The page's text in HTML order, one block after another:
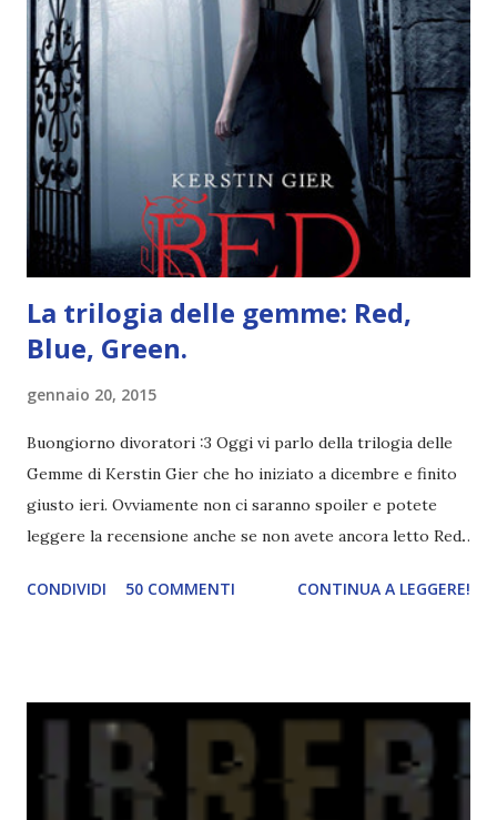
Pagine: 448 Editore: Newton Compton Editori
Pubblicazione: 10 Gennaio 2023 Traduttore: Laura Lancini
Trama: “Si chiama Michael Crist. È il fratello maggiore del
mio ragazzo ed è come quei film dell'orrore che guardi
coprendoti gli occhi. È bellissimo, forte, e assolutamente
terrificante. Non mi vede neppure. Ma io l'ho notato. L'ho
visto, l'ho sentito. Le cose che ha fatto, i misfatti ch...
La trilogia delle gemme: Red,
Blue, Green.
gennaio 20, 2015
Buongiorno divoratori :3 Oggi vi parlo della trilogia delle
Gemme di Kerstin Gier che ho iniziato a dicembre e finito
giusto ieri. Ovviamente non ci saranno spoiler e potete
leggere la recensione anche se non avete ancora letto Red.
Green sono state delle letture molto piacevoli ma non
potete capire le mie aspettative! Innanzitutto, se la Gier o
probabilmente lo avrei apprezzato molto di più. Red è
molto introduttivo, nel senso che in trecento pagine non
CONDIVIDI 50 COMMENTI CONTINUA A LEGGERE!